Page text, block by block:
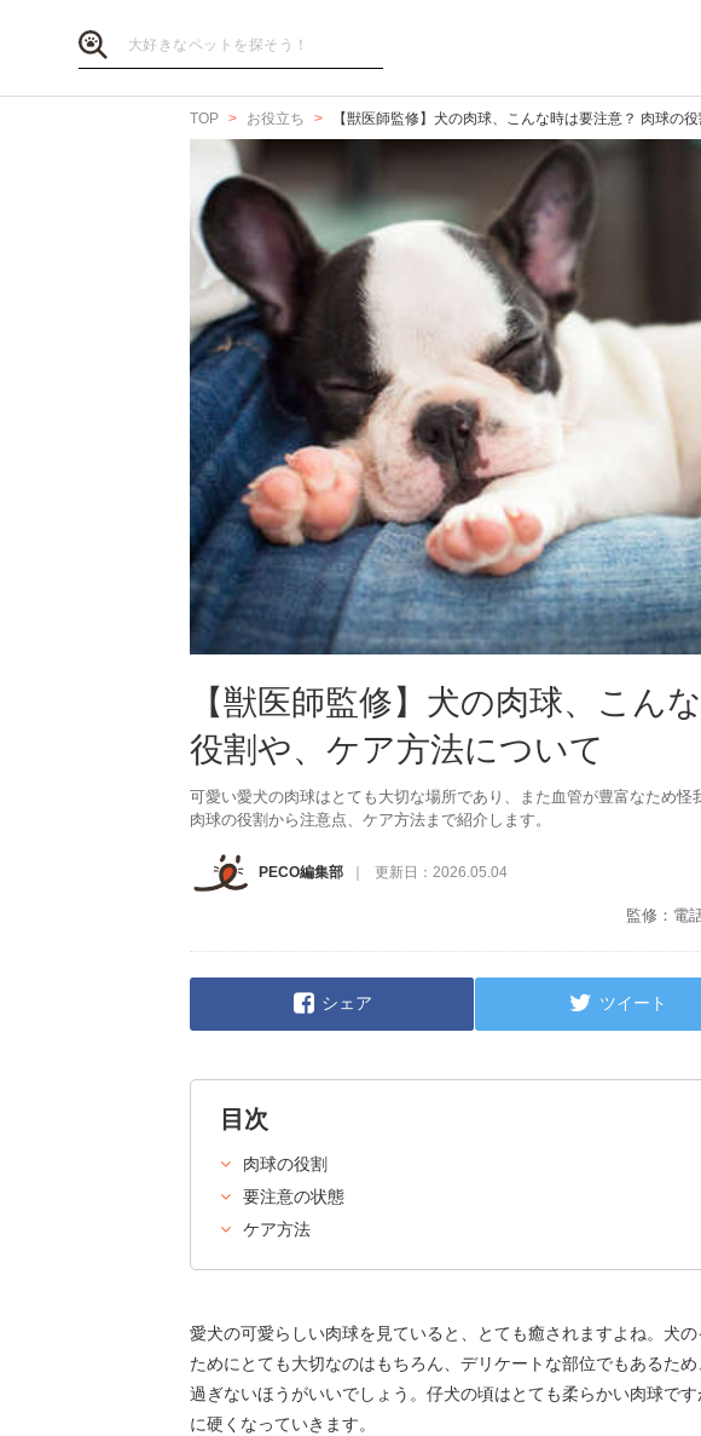
TOP お役立ち 【獣医師監修】犬の肉球、こんな時は要注意？ 肉球の
【獣医師監修】犬の肉球、こん
役割や、ケア方法について
可愛い愛犬の肉球はとても大切な場所であり、また血管が豊富なため怪
肉球の役割から注意点、ケア方法まで紹介します。
PECO編集部 更新日： 2026.05.04
監修：電
シェア ツイート
目次
肉球の役割
要注意の状態
ケア方法
愛犬の可愛らしい肉球を見ていると、とても癒されますよね。犬
ためにとても大切なのはもちろん、デリケートな部位でもあるた
過ぎないほうがいいでしょう。仔犬の頃はとても柔らかい肉球で
に硬くなっていきます。